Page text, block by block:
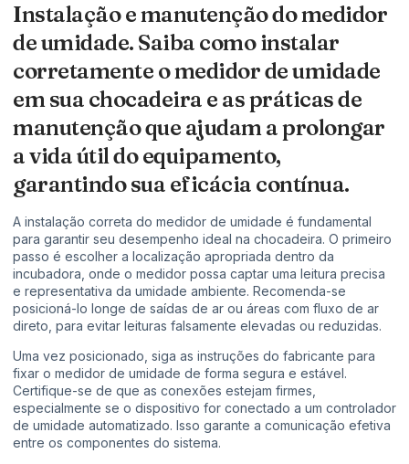
Instalação e manutenção do medidor
de umidade. Saiba como instalar
corretamente o medidor de umidade
em sua chocadeira e as práticas de
manutenção que ajudam a prolongar
a vida útil do equipamento,
garantindo sua eficácia contínua.
A instalação correta do medidor de umidade é fundamental
para garantir seu desempenho ideal na chocadeira. O primeiro
passo é escolher a localização apropriada dentro da
incubadora, onde o medidor possa captar uma leitura precisa
e representativa da umidade ambiente. Recomenda-se
posicioná-lo longe de saídas de ar ou áreas com fluxo de ar
direto, para evitar leituras falsamente elevadas ou reduzidas.
Uma vez posicionado, siga as instruções do fabricante para
fixar o medidor de umidade de forma segura e estável.
Certifique-se de que as conexões estejam firmes,
especialmente se o dispositivo for conectado a um controlador
de umidade automatizado. Isso garante a comunicação efetiva
entre os componentes do sistema.